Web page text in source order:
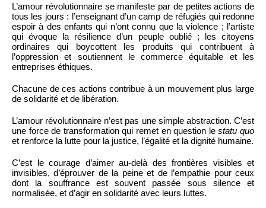
L’amour révolutionnaire se manifeste par de petites actions de
tous les jours : l’enseignant d’un camp de réfugiés qui redonne
espoir à des enfants qui n’ont connu que la violence ; l’artiste
qui évoque la résilience d’un peuple oublié ; les citoyens
ordinaires qui boycottent les produits qui contribuent à
l’oppression et soutiennent le commerce équitable et les
entreprises éthiques.
Chacune de ces actions contribue à un mouvement plus large
de solidarité et de libération.
L’amour révolutionnaire n’est pas une simple abstraction. C’est
une force de transformation qui remet en question lestatu quo
et renforce la lutte pour la justice, l’égalité et la dignité humaine.
C’est le courage d’aimer au-delà des frontières visibles et
invisibles, d’éprouver de la peine et de l’empathie pour ceux
dont la souffrance est souvent passée sous silence et
normalisée, et d’agir en solidarité avec leurs luttes.